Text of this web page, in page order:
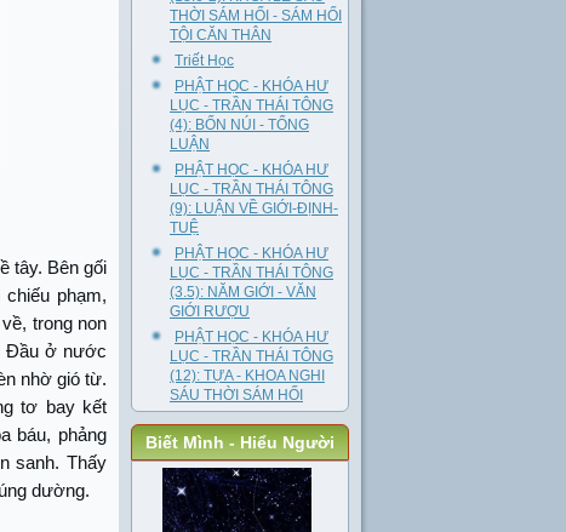
tây. Bên gối
phạm,
trong non
Đầu ở nước
nhờ gió từ.
tơ bay kết
báu, phảng
sanh. Thấy
dường.
THỜI SÁM HỐI - SÁM HỐI
TỘI CĂN THÂN
Triết Học
PHẬT HỌC - KHÓA HƯ
LỤC - TRẦN THÁI TÔNG
(4): BỐN NÚI - TỔNG
LUẬN
PHẬT HỌC - KHÓA HƯ
LỤC - TRẦN THÁI TÔNG
(9): LUẬN VỀ GIỚI-ĐỊNH-
TUỆ
PHẬT HỌC - KHÓA HƯ
LỤC - TRẦN THÁI TÔNG
(3.5): NĂM GIỚI - VĂN
GIỚI RƯỢU
PHẬT HỌC - KHÓA HƯ
LỤC - TRẦN THÁI TÔNG
(12): TỰA - KHOA NGHI
SÁU THỜI SÁM HỐI
Biết Mình - Hiểu Người